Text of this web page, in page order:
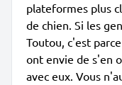
plateformes plus
de chien. Si les
Toutou, c'est
ont envie de s'en
avec eux. Vous